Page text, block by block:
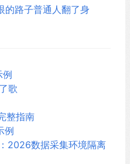
的路子普通人翻了身
例
歌
整指南
例
2026数据采集环境隔离